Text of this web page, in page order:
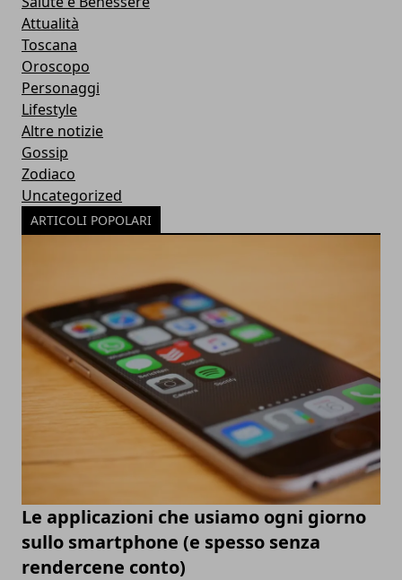
Attualità
Toscana
Oroscopo
Personaggi
Lifestyle
Altre notizie
Gossip
Zodiaco
Uncategorized
ARTICOLI POPOLARI
Le applicazioni che usiamo ogni giorno
sullo smartphone (e spesso senza
rendercene conto)